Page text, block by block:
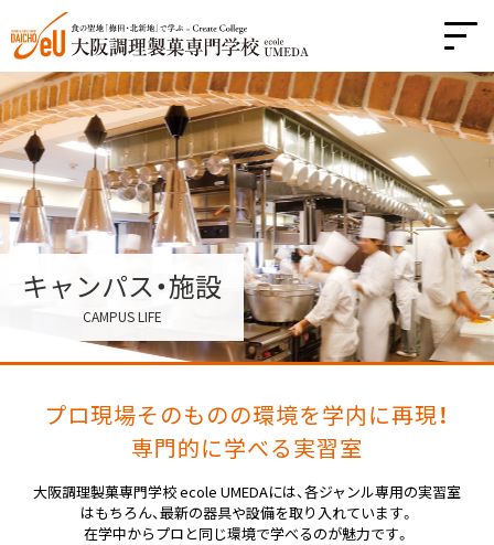
キャンパス・施設
CAMPUS LIFE
プロ現場そのものの環境を学内に再現！
専門的に学べる実習室
大阪調理製菓専門学校 ecole UMEDAには、各ジャンル専用の実習室
はもちろん、最新の器具や設備を取り入れています。
在学中からプロと同じ環境で学べるのが魅力です。
日本語
オープンキャンパス
レストラン・ショップ情報
LINEで資料請求
アクセス
⼤阪調理製菓専⾨学校ってどんな学校？
海外展開
学科紹介
施設・設備